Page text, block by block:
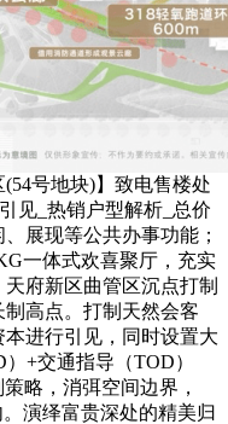
号地块)】致电售楼处
见_热销户型解析_总价
展现等公共办事功能；
一体式欢喜聚厅，充实
府新区曲管区沉点打制
高点。打制天然会客
进行引见，同时设置大
+交通指导（TOD）
略，消弭空间边界，
演绎富贵深处的精美归